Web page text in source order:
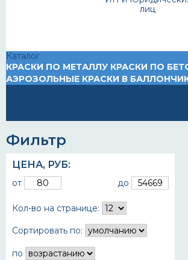
лиц
Каталог
КРАСКИ ПО МЕТАЛЛУ КРАСКИ ПО
АЭРОЗОЛЬНЫЕ КРАСКИ В
Фильтр
ЦЕНА, РУБ:
от до
Кол-во на странице:
Сортировать по:
по